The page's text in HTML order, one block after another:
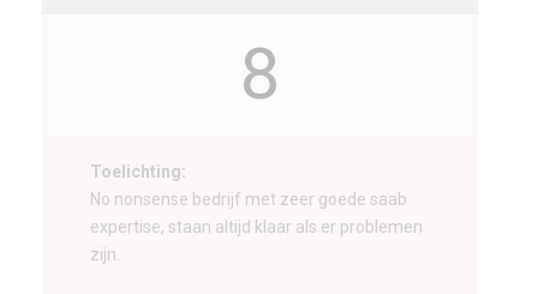
8
Toelichting:
No nonsense bedrijf met zeer goede saab
expertise, staan altijd klaar als er problemen
zijn.